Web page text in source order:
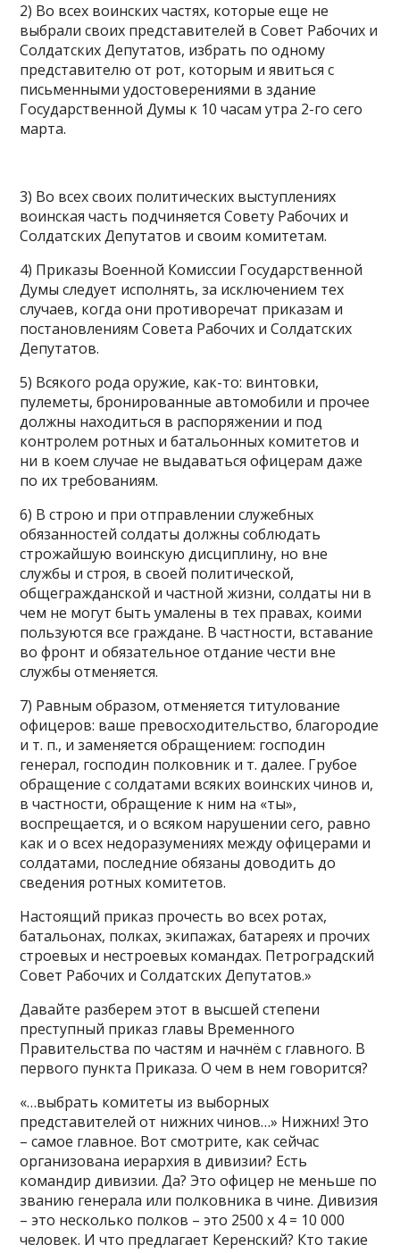
2) Во всех воинских частях, которые еще не
выбрали своих представителей в Совет Рабочих и
Солдатских Депутатов, избрать по одному
представителю от рот, которым и явиться с
письменными удостоверениями в здание
Государственной Думы к 10 часам утра 2-го сего
марта.
3) Во всех своих политических выступлениях
воинская часть подчиняется Совету Рабочих и
Солдатских Депутатов и своим комитетам.
4) Приказы Военной Комиссии Государственной
Думы следует исполнять, за исключением тех
случаев, когда они противоречат приказам и
постановлениям Совета Рабочих и Солдатских
Депутатов.
5) Всякого рода оружие, как-то: винтовки,
пулеметы, бронированные автомобили и прочее
должны находиться в распоряжении и под
контролем ротных и батальонных комитетов и
ни в коем случае не выдаваться офицерам даже
по их требованиям.
6) В строю и при отправлении служебных
обязанностей солдаты должны соблюдать
строжайшую воинскую дисциплину, но вне
службы и строя, в своей политической,
общегражданской и частной жизни, солдаты ни в
чем не могут быть умалены в тех правах, коими
пользуются все граждане. В частности, вставание
во фронт и обязательное отдание чести вне
службы отменяется.
7) Равным образом, отменяется титулование
офицеров: ваше превосходительство, благородие
и т. п., и заменяется обращением: господин
генерал, господин полковник и т. далее. Грубое
обращение с солдатами всяких воинских чинов и,
в частности, обращение к ним на «ты»,
воспрещается, и о всяком нарушении сего, равно
как и о всех недоразумениях между офицерами и
солдатами, последние обязаны доводить до
сведения ротных комитетов.
Настоящий приказ прочесть во всех ротах,
батальонах, полках, экипажах, батареях и прочих
строевых и нестроевых командах. Петроградский
Совет Рабочих и Солдатских Депутатов.»
Давайте разберем этот в высшей степени
преступный приказ главы Временного
Правительства по частям и начнём с главного. В
первого пункта Приказа. О чем в нем говорится?
«…выбрать комитеты из выборных
представителей от нижних чинов…» Нижних! Это
– самое главное. Вот смотрите, как сейчас
организована иерархия в дивизии? Есть
командир дивизии. Да? Это офицер не меньше по
званию генерала или полковника в чине. Дивизия
– это несколько полков – это 2500 х 4 = 10 000
человек. И что предлагает Керенский? Кто такие